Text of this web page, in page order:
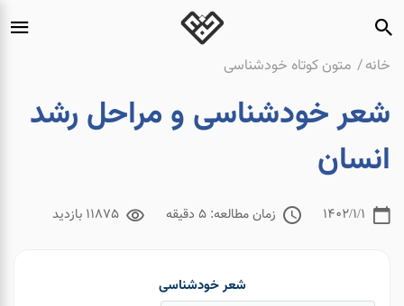
خانه متون کوتاه خودشناسی
شعر خودشناسی و مراحل رشد
انسان
1402/1/1 زمان مطالعه: 5 دقیقه 11875 بازدید
شعر خودشناسی